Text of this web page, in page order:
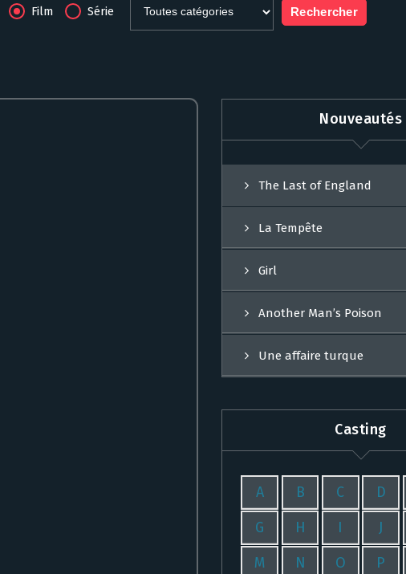
Film Série
Nouveautés
The Last of England
La Tempête
Girl
Another Man’s Poison
Une affaire turque
Casting
A B C D
G H I J
M N O P